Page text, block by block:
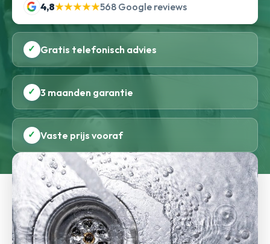
4,8★★★★★568 Google reviews
✓ Gratis telefonisch advies
✓ 3 maanden garantie
✓ Vaste prijs vooraf